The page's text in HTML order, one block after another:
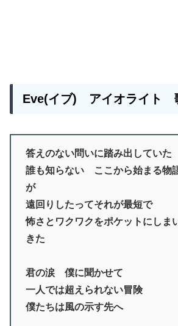
Eve(イブ) アイオライト
答えのない問いに踏み出していた
誰も知らない ここから始まる物
が
遠回りしたってそれが最短で
怖さとワクワクをポケットにしま
きた
君の涙 僕に聞かせて
一人では超えられない冒険
僕たちは風の示す先へ